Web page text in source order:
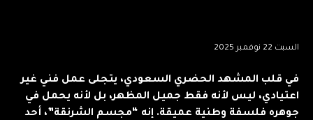
السبت 22 نوفمبر 2025
في قلب المشهد الحضري السعودي، يتجلى عمل فني غير
اعتيادي، ليس لأنه فقط جميل المظهر، بل لأنه يحمل في
جوهره فلسفة وطنية عميقة. إنه “مجسم الشرنقة”، أحد